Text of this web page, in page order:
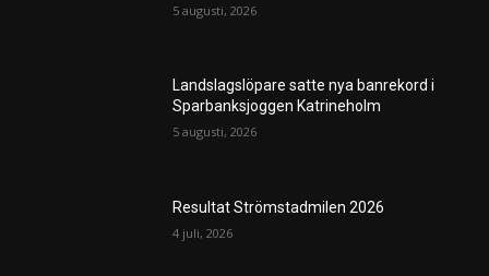
5 augusti, 2026
Landslagslöpare satte nya banrekord i
Sparbanksjoggen Katrineholm
5 augusti, 2026
Resultat Strömstadmilen 2026
4 juli, 2026